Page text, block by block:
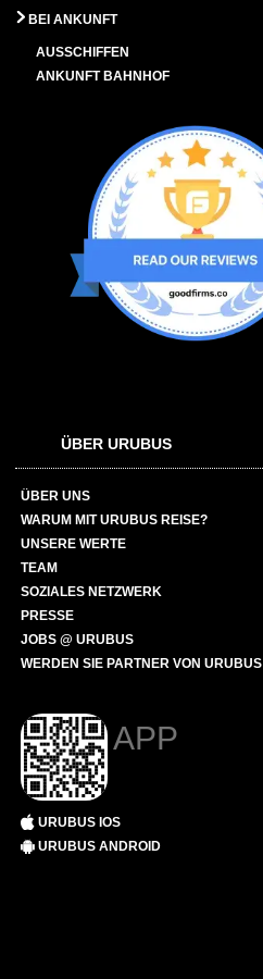
BEI ANKUNFT
AUSSCHIFFEN
ANKUNFT BAHNHOF
ÜBER URUBUS
ÜBER UNS
WARUM MIT URUBUS REISE?
UNSERE WERTE
TEAM
SOZIALES NETZWERK
PRESSE
JOBS @ URUBUS
WERDEN SIE PARTNER VON URUBUS
APP
URUBUS IOS
URUBUS ANDROID